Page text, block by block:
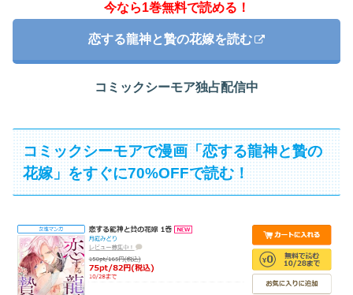
今なら1巻無料で読める！
恋する龍神と贄の花嫁を読む
コミックシーモア独占配信中
コミックシーモアで漫画「恋する龍神と贄の
花嫁」をすぐに70%OFFで読む！